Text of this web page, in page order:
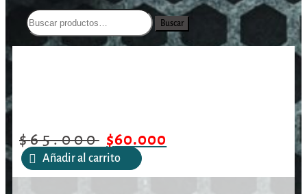
Buscar
$65.000 $60.000
Añadir al carrito